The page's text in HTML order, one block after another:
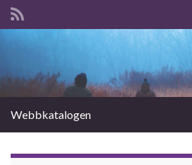
Webbkatalogen